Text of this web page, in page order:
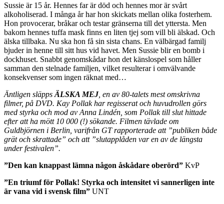
Sussie är 15 år. Hennes far är död och hennes mor är svårt
alkoholiserad. I många år har hon skickats mellan olika fosterhem.
Hon provocerar, bråkar och testar gränserna till det yttersta. Men
bakom hennes tuffa mask finns en liten tjej som vill bli älskad. Och
älska tillbaka. Nu ska hon få sin sista chans. En välbärgad familj
bjuder in henne till sitt hus vid havet. Men Sussie blir en bomb i
dockhuset. Snabbt genomskådar hon det känslospel som håller
samman den stelnade familjen, vilket resulterar i omvälvande
konsekvenser som ingen räknat med…
Äntligen släpps ÄLSKA MEJ, en av 80-talets mest omskrivna
filmer, på DVD. Kay Pollak har regisserat och huvudrollen görs
med styrka och mod av Anna Lindén, som Pollak till slut hittade
efter att ha mött 10 000 (!) sökande. Filmen tävlade om
Guldbjörnen i Berlin, varifrån GT rapporterade att ”publiken både
grät och skrattade” och att ”slutapplåden var en av de längsta
under festivalen”.
”Den kan knappast lämna någon åskådare oberörd” KvP
”En triumf för Pollak! Styrka och intensitet vi sannerligen inte
är vana vid i svensk film” UNT